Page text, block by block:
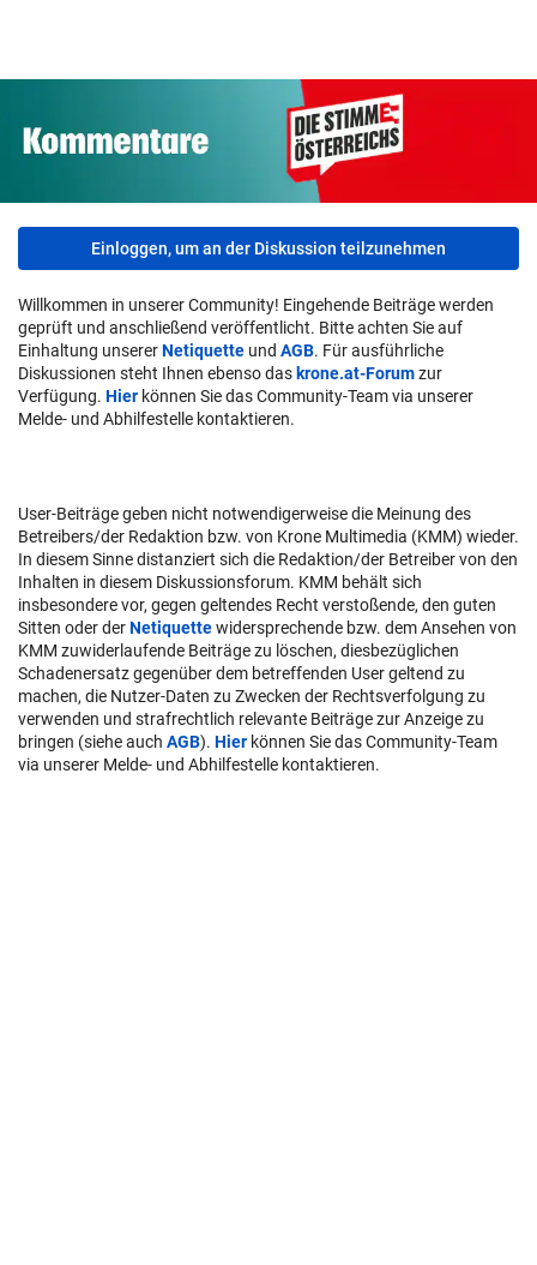
Einloggen, um an der Diskussion teilzunehmen
Willkommen in unserer Community! Eingehende Beiträge werden
geprüft und anschließend veröffentlicht. Bitte achten Sie auf
Einhaltung unsererNetiquette und AGB. Für ausführliche
Diskussionen steht Ihnen ebenso das krone.at-Forumzur
Verfügung. Hier können Sie das Community-Team via unserer
Melde- und Abhilfestelle kontaktieren.
User-Beiträge geben nicht notwendigerweise die Meinung des
Betreibers/der Redaktion bzw. von Krone Multimedia (KMM) wieder.
In diesem Sinne distanziert sich die Redaktion/der Betreiber von den
Inhalten in diesem Diskussionsforum. KMM behält sich